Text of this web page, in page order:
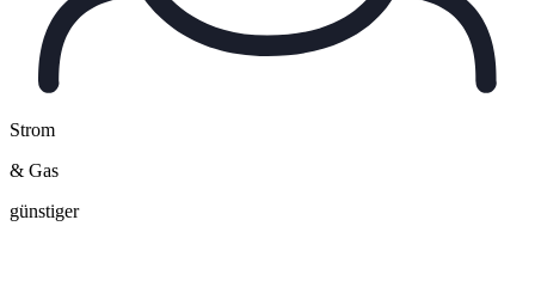
Strom
& Gas
günstiger